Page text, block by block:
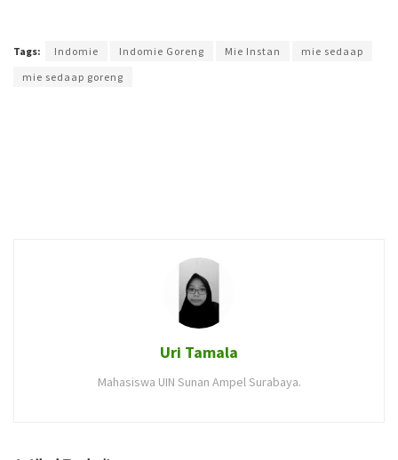
Tags: Indomie Indomie Goreng Mie Instan
mie sedaap
mie sedaap goreng
Uri Tamala
Mahasiswa UIN Sunan Ampel Surabaya.